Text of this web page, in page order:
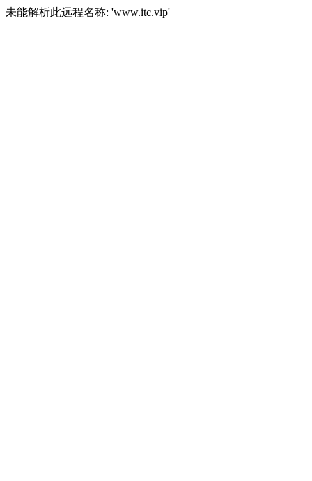
未能解析此远程名称: 'www.itc.vip'